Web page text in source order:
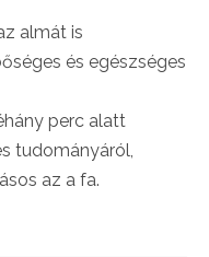
almát is
és egészséges
perc alatt
tudományáról,
az a fa.